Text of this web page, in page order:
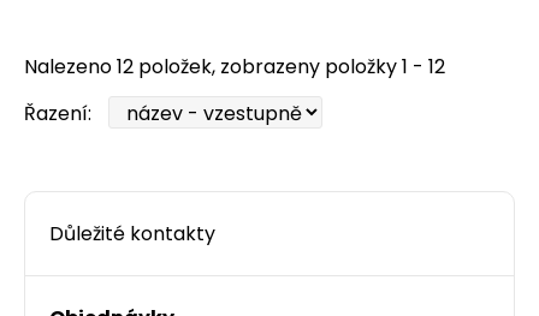
Důležité kontakty
Nalezeno 12 položek, zobrazeny položky 1 - 12
Řazení: